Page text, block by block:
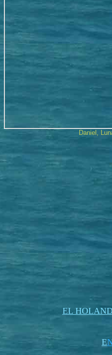
Daniel,
EL
E